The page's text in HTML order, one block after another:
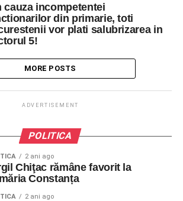
cauza incompetentei
din primarie, toti
vor plati salubrizarea in
5!
MORE POSTS
ADVERTISEMENT
POLITICA
2 ani ago
Chiţac rămâne favorit la
Constanța
2 ani ago